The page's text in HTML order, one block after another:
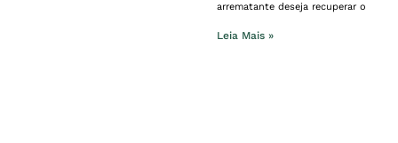
arrematante deseja recuperar o
Leia Mais »